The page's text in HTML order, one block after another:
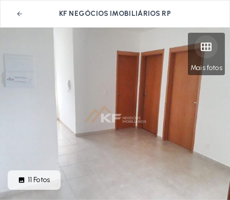
KF NEGÓCIOS IMOBILIÁRIOS RP
Mais fotos
11 Fotos